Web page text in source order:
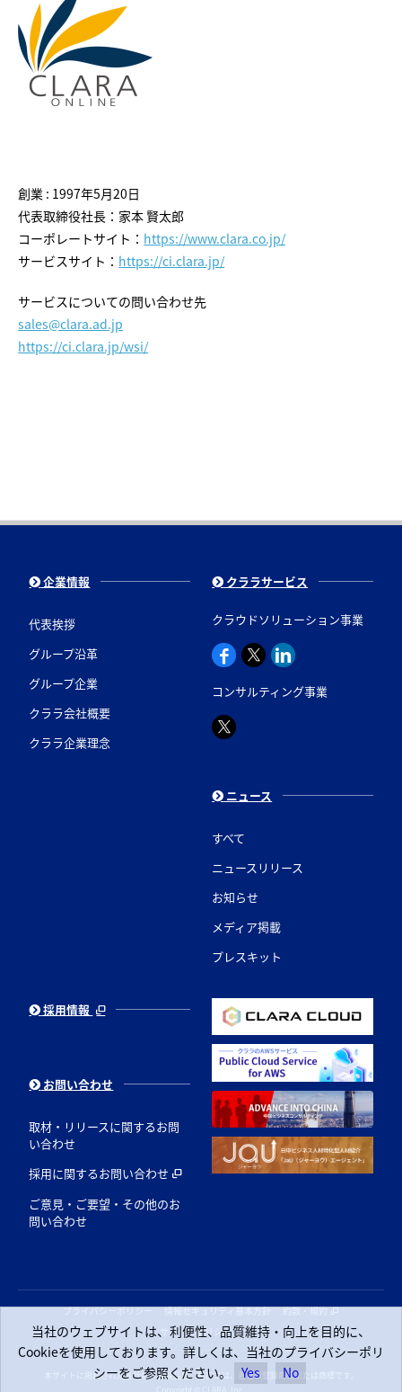
創業 : 1997年5月20日
代表取締役社長：家本 賢太郎
コーポレートサイト： https://www.clara.co.jp/
サービスサイト： https://ci.clara.jp/
サービスについての問い合わせ先
sales@clara.ad.jp
https://ci.clara.jp/wsi/
企業情報
代表挨拶
グループ沿革
グループ企業
クララ会社概要
クララ企業理念
クララサービス
クラウドソリューション事業
コンサルティング事業
ニュース
すべて
ニュースリリース
お知らせ
メディア掲載
プレスキット
採用情報
お問い合わせ
取材・リリースに関するお問
い合わせ
採用に関するお問い合わせ
ご意見・ご要望・その他のお
問い合わせ
プライバシーポリシー 情報セキュリティ基本方針
約款・規約
サポートポリシー
本サイトに掲載された各社名、各製品名、各ロゴは、各社の登録商標または商標です。
当社のウェブサイトは、利便性、品質維持・向上を目的に、
Cookieを使用しております。詳しくは、当社のプライバシーポリ
シーをご参照ください。
Yes No